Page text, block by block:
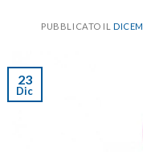
PUBBLICATO IL
23
Dic